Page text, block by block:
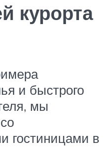
курорта
и быстрого
мы
гостиницами в